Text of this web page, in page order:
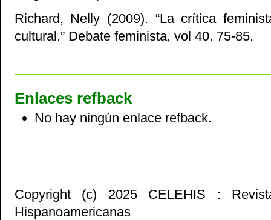
Richard, Nelly (2009). “La crítica
cultural.” Debate feminista, vol 40. 75-85.
Enlaces refback
No hay ningún enlace refback.
Copyright (c) 2025 CELEHIS :
Hispanoamericanas